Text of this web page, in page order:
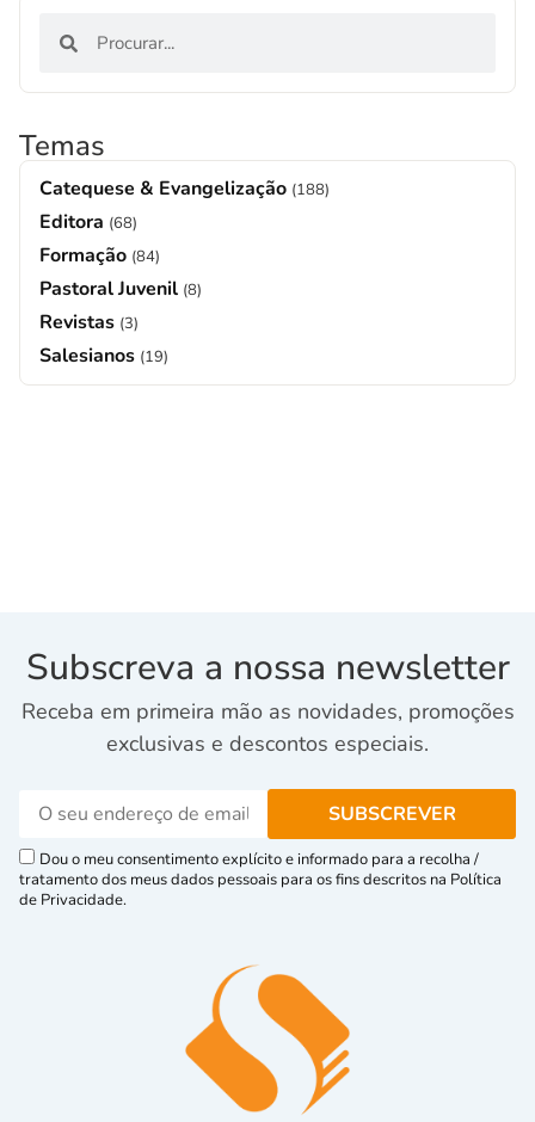
Temas
Catequese & Evangelização (188)
Editora (68)
Formação (84)
Pastoral Juvenil (8)
Revistas (3)
Salesianos (19)
Subscreva a nossa newsletter
Receba em primeira mão as novidades, promoções
exclusivas e descontos especiais.
Dou o meu consentimento explícito e informado para a recolha /
tratamento dos meus dados pessoais para os fins descritos na Política
de Privacidade.